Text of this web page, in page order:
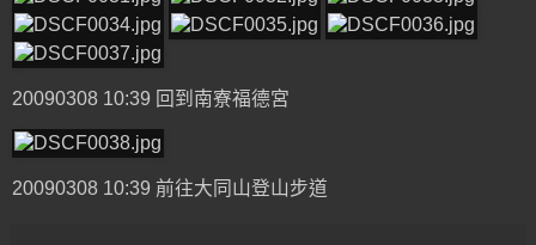
20090308 10:39 回到南寮福德宮
20090308 10:39 前往大同山登山步道